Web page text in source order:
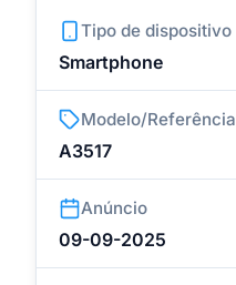
Tipo de dispositivo
Smartphone
Modelo/Referência
A3517
Anúncio
09-09-2025